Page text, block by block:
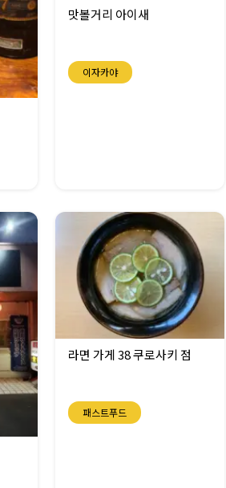
맛볼거리 아이새
이자카야
라면 가게 38 쿠로사키 점
패스트푸드